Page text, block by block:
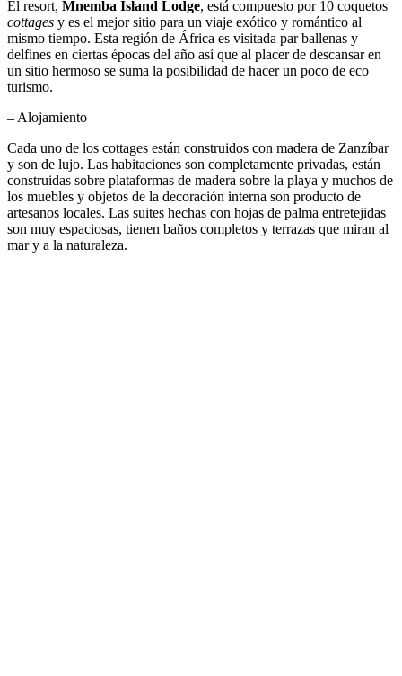
El resort, Mnemba Island Lodge, está compuesto por 10 coquetos
cottages y es el mejor sitio para un viaje exótico y romántico al
mismo tiempo. Esta región de África es visitada par ballenas y
delfines en ciertas épocas del año así que al placer de descansar en
un sitio hermoso se suma la posibilidad de hacer un poco de eco
turismo.
– Alojamiento
Cada uno de los cottages están construidos con madera de Zanzíbar
y son de lujo. Las habitaciones son completamente privadas, están
construidas sobre plataformas de madera sobre la playa y muchos de
los muebles y objetos de la decoración interna son producto de
artesanos locales. Las suites hechas con hojas de palma entretejidas
son muy espaciosas, tienen baños completos y terrazas que miran al
mar y a la naturaleza.